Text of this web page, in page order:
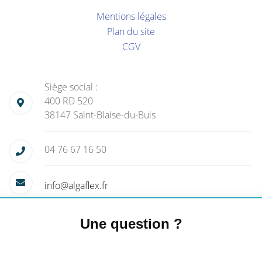
Mentions légales
Plan du site
CGV
Une question ?
Siège social :
400 RD 520
38147 Saint-Blaise-du-Buis
04 76 67 16 50
info@algaflex.fr